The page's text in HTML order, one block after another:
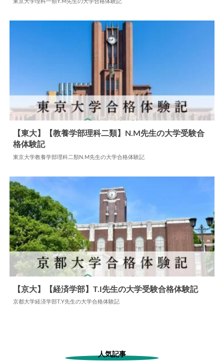
大学合格体験記
【東大】【教養学部理科二類】N.M先生の大学受験合
格体験記
東京大学教養学部理科二類N.M先生の大学合格体験記
【京大】【経済学部】T.I先生の大学受験合格体験記
京都大学経済学部T.Y先生の大学合格体験記
人気記事